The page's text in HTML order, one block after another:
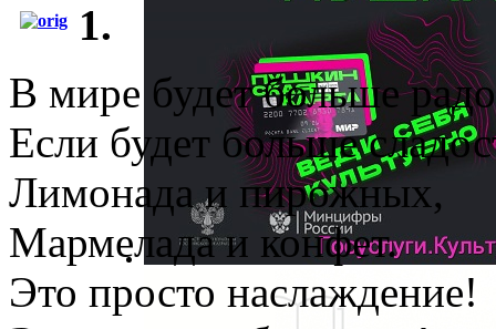
1.
В мире будет больше
Если будет больше
Лимонада и пирожных,
Мармелада и конфет.
Это просто наслаждение!